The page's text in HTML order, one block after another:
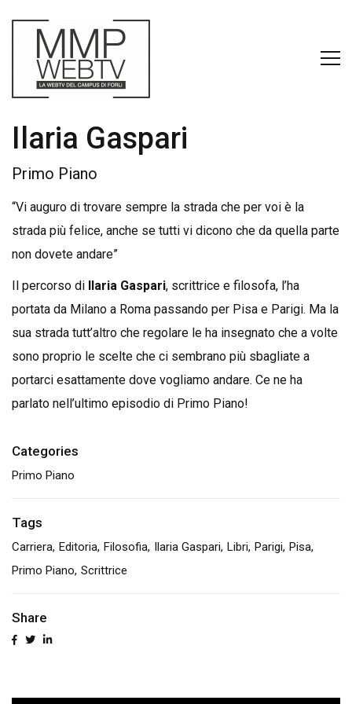
Ilaria Gaspari
Primo Piano
“Vi auguro di trovare sempre la strada che per voi è la
strada più felice, anche se tutti vi dicono che da quella parte
non dovete andare”
Il percorso di Ilaria Gaspari, scrittrice e filosofa, l’ha
portata da Milano a Roma passando per Pisa e Parigi. Ma la
sua strada tutt’altro che regolare le ha insegnato che a volte
sono proprio le scelte che ci sembrano più sbagliate a
portarci esattamente dove vogliamo andare. Ce ne ha
parlato nell’ultimo episodio di Primo Piano!
Categories
Primo Piano
Tags
Carriera Editoria Filosofia Ilaria Gaspari Libri Parigi Pisa
Primo Piano Scrittrice
Share